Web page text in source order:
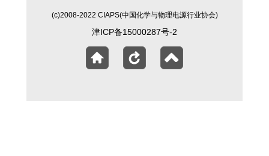
(c)2008-2022 CIAPS(中国化学与物理电源行业协会)
津ICP备15000287号-2